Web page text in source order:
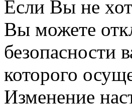
Если Вы не
Вы можете
безопасности
которого
Изменение